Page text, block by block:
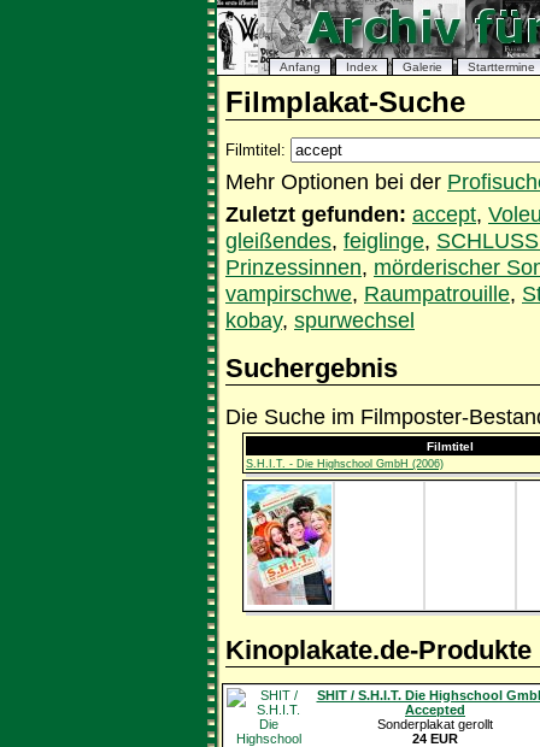
Anfang Index Galerie Starttermine
Filmplakat-Suche
Filmtitel:
Mehr Optionen bei der
Zuletzt gefunden: accept,
gleißendes, feiglinge,
Prinzessinnen, mörderischer
vampirschwe, Raumpatrouille,
kobay, spurwechsel
Suchergebnis
Die Suche im Filmposter-
Filmtitel
S.H.I.T. - Die Highschool GmbH (2006)
Kinoplakate.de-Produkte
SHIT / S.H.I.T. Die Highschool
Accepted
Sonderplakat gerollt
24 EUR